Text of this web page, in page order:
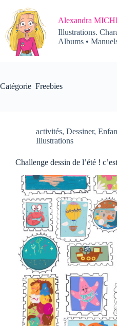
contenu
Alexandra
Illustrations.
Albums •
Catégorie Freebies
activités, Dessiner,
Illustrations
Challenge dessin de l’été !